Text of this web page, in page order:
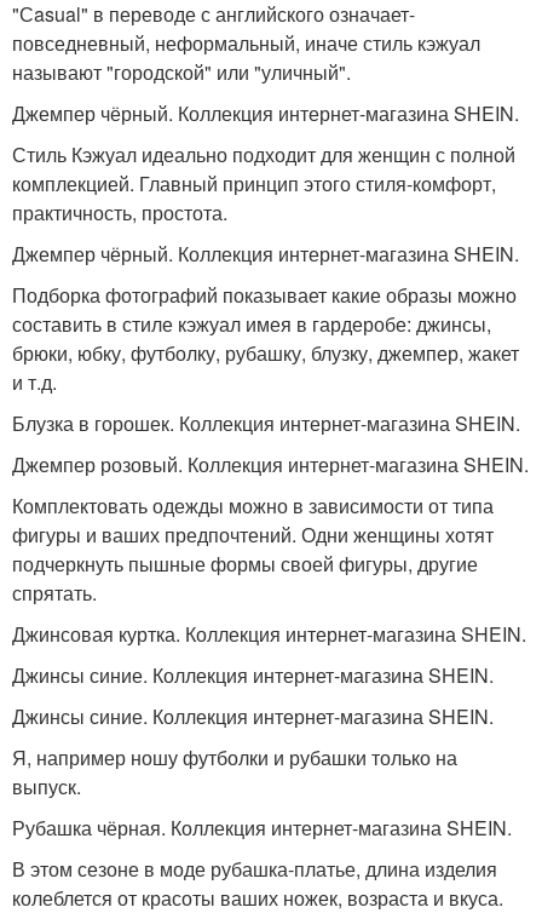
"Сasual" в переводе с английского означает-
повседневный, неформальный, иначе стиль кэжуал
называют "городской" или "уличный".
Джемпер чёрный. Коллекция интернет-магазина SHEIN.
Стиль Кэжуал идеально подходит для женщин с полной
комплекцией. Главный принцип этого стиля-комфорт,
практичность, простота.
Джемпер чёрный. Коллекция интернет-магазина SHEIN.
Подборка фотографий показывает какие образы можно
составить в стиле кэжуал имея в гардеробе: джинсы,
брюки, юбку, футболку, рубашку, блузку, джемпер, жакет
и т.д.
Блузка в горошек. Коллекция интернет-магазина SHEIN.
Джемпер розовый. Коллекция интернет-магазина SHEIN.
Комплектовать одежды можно в зависимости от типа
фигуры и ваших предпочтений. Одни женщины хотят
подчеркнуть пышные формы своей фигуры, другие
спрятать.
Джинсовая куртка. Коллекция интернет-магазина SHEIN.
Джинсы синие. Коллекция интернет-магазина SHEIN.
Джинсы синие. Коллекция интернет-магазина SHEIN.
Я, например ношу футболки и рубашки только на
выпуск.
Рубашка чёрная. Коллекция интернет-магазина SHEIN.
В этом сезоне в моде рубашка-платье, длина изделия
колеблется от красоты ваших ножек, возраста и вкуса.